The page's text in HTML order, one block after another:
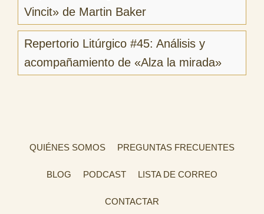
Vincit» de Martin Baker
Repertorio Litúrgico #45: Análisis y
acompañamiento de «Alza la mirada»
QUIÉNES SOMOS PREGUNTAS FRECUENTES
BLOG PODCAST LISTA DE CORREO
CONTACTAR